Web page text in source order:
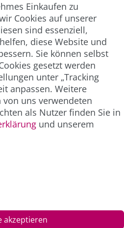
handelt es sich um ein Pflichtfeld.
zzgl.
Einkaufen zu
Cookies auf unserer
sind essenziell,
diese Website und
Sie können selbst
gesetzt werden
unter „Tracking
anpassen. Weitere
uns verwendeten
als Nutzer finden Sie in
und unserem
akzeptieren